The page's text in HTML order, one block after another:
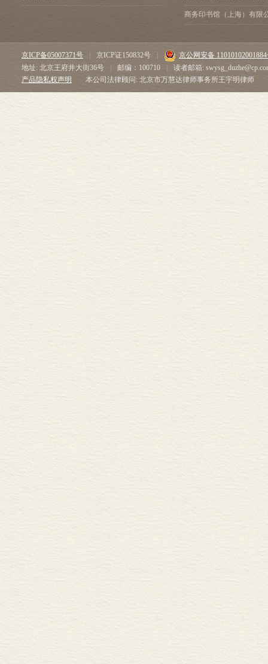
第二十八章 经验思想的
C 论因果
第三十章 历史中的因果
第三十一章 实践自然科
第三十二章 理论自然科
第三十三章 康德哲学中
商务印书馆（上海）有限
京ICP备05007371号 京ICP证150832号
京公网安备
地址: 北京王府井大街36号
邮编：100710
读者邮箱:
产品隐私权声明
本公司法律顾问: 北京市万慧达律师事务所王宇明律师